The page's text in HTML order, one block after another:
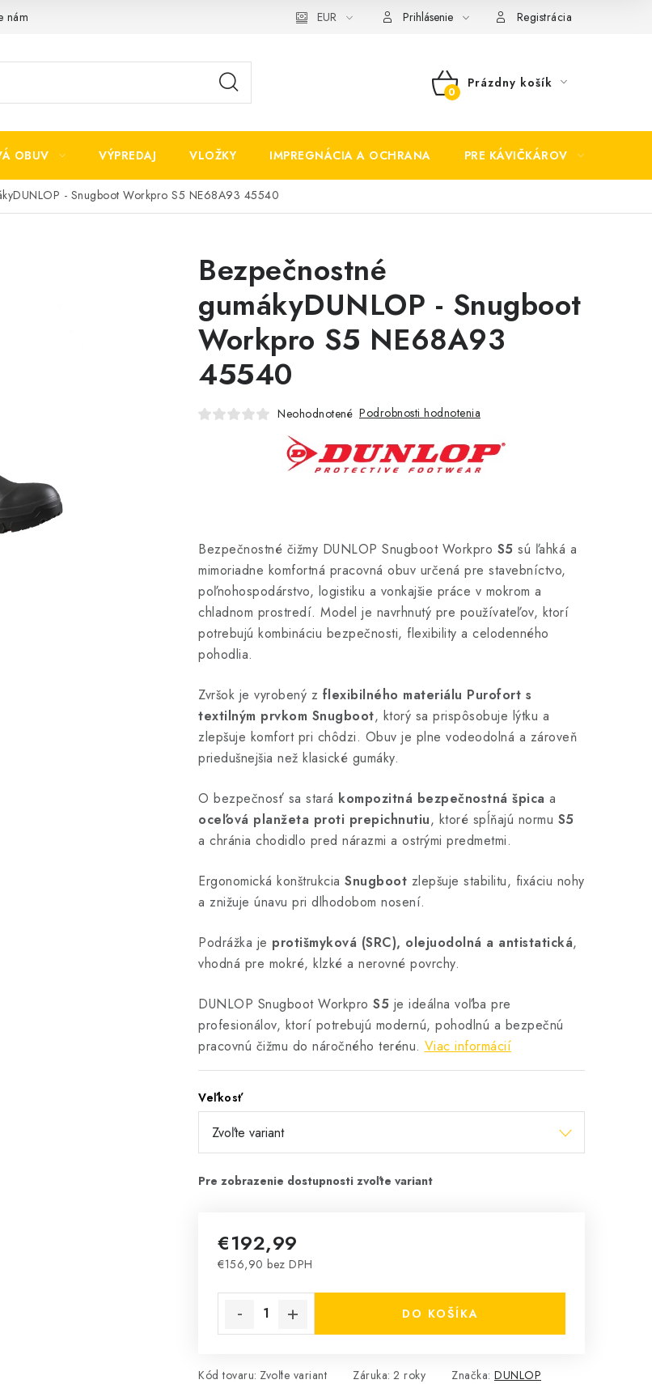
nám EUR Prihlásenie Registrácia
NÁKUPNÝ
Prázdny košík
OBUV VÝPREDAJ VLOŽKY IMPREGNÁCIA A OCHRANA PRE KÁVIČKÁROV
- Snugboot Workpro S5 NE68A93 45540
Bezpečnostné
gumákyDUNLOP - Snugboot
Workpro S5 NE68A93
45540
Neohodnotené Podrobnosti hodnotenia
Bezpečnostné čižmy DUNLOP Snugboot Workpro S5 sú ľahká a
mimoriadne komfortná pracovná obuv určená pre stavebníctvo,
poľnohospodárstvo, logistiku a vonkajšie práce v mokrom a
chladnom prostredí. Model je navrhnutý pre používateľov, ktorí
potrebujú kombináciu bezpečnosti, flexibility a celodenného
pohodlia.
Zvršok je vyrobený z flexibilného materiálu Purofort s
textilným prvkom Snugboot, ktorý sa prispôsobuje lýtku a
zlepšuje komfort pri chôdzi. Obuv je plne vodeodolná a zároveň
priedušnejšia než klasické gumáky.
O bezpečnosť sa stará kompozitná bezpečnostná špica a
oceľová planžeta proti prepichnutiu, ktoré spĺňajú normu S5
a chránia chodidlo pred nárazmi a ostrými predmetmi.
Ergonomická konštrukcia Snugboot zlepšuje stabilitu, fixáciu nohy
a znižuje únavu pri dlhodobom nosení.
Podrážka je protišmyková (SRC), olejuodolná a antistatická,
vhodná pre mokré, klzké a nerovné povrchy.
DUNLOP Snugboot Workpro S5 je ideálna voľba pre
profesionálov, ktorí potrebujú modernú, pohodlnú a bezpečnú
pracovnú čižmu do náročného terénu. Viac informácií
Veľkosť
€192,99
€156,90 bez DPH
DO KOŠÍKA
Kód tovaru: Zvoľte variant Záruka: 2 roky Značka: DUNLOP